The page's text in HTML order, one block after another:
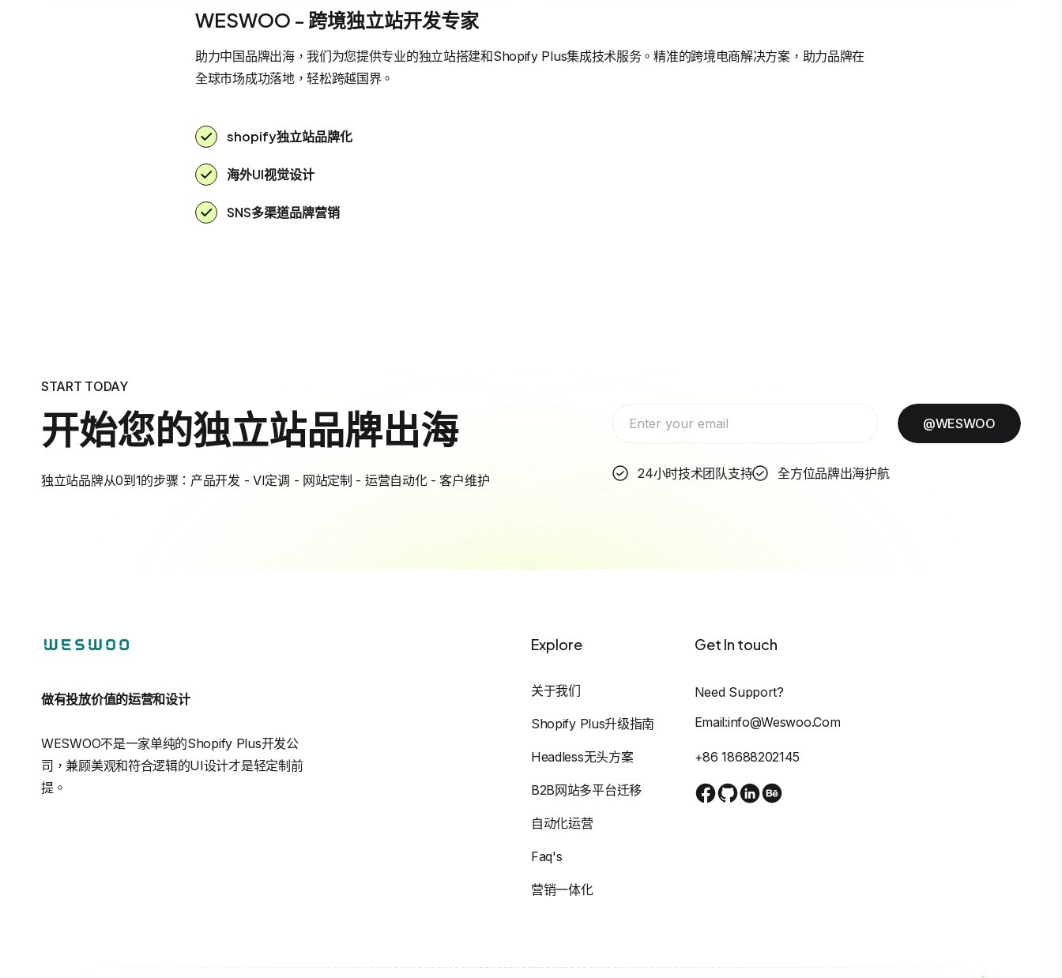
WESWOO - 跨境独立站开发专家
助力中国品牌出海，我们为您提供专业的独立站搭建和Shopify Plus集成技术服务。精准的跨境电商解决方案，助力品牌在
全球市场成功落地，轻松跨越国界。
shopify独立站品牌化
海外UI视觉设计
SNS多渠道品牌营销
START TODAY
开始您的独立站品牌出海
独立站品牌从0到1的步骤：产品开发 - VI定调 - 网站定制 - 运营自动化 - 客户维护
@WESWOO
24小时技术团队支持 全方位品牌出海护航
做有投放价值的运营和设计
WESWOO不是一家单纯的Shopify Plus开发公
司，兼顾美观和符合逻辑的UI设计才是轻定制前
提。
Explore
关于我们
Shopify Plus升级指南
Headless无头方案
B2B网站多平台迁移
自动化运营
Faq's
营销一体化
Get In touch
Need Support?
Email:info@weswoo.com
+86 18688202145